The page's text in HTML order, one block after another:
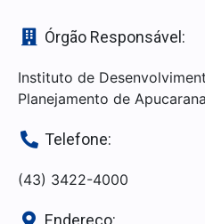
Órgão Responsável:
Instituto de
Planejamento de
Telefone:
(43) 3422-4000
Endereço: